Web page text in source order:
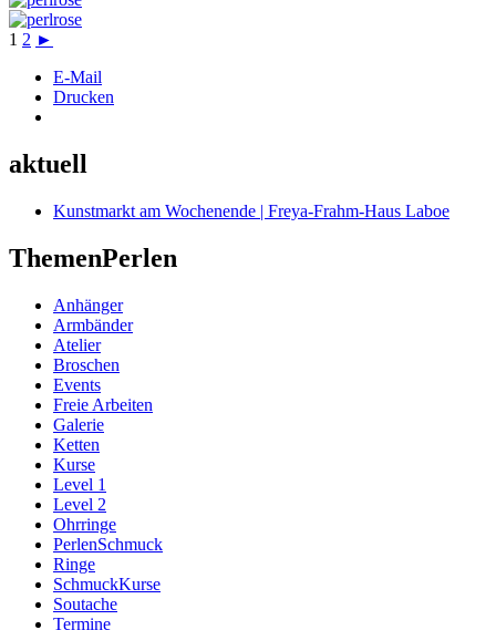
1 2 ►
E-Mail
Drucken
aktuell
Kunstmarkt am Wochenende | Freya-Frahm-Haus Laboe
ThemenPerlen
Anhänger
Armbänder
Atelier
Broschen
Events
Freie Arbeiten
Galerie
Ketten
Kurse
Level 1
Level 2
Ohrringe
PerlenSchmuck
Ringe
SchmuckKurse
Soutache
Termine